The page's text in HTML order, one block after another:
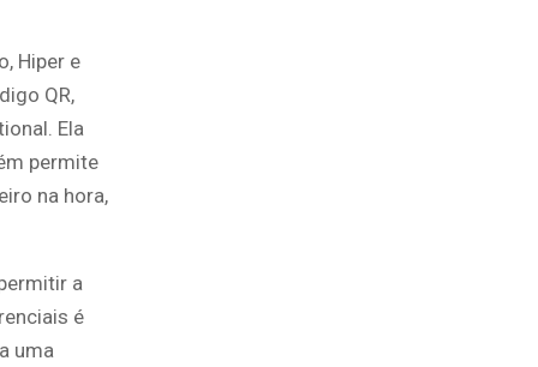
Hiper e
QR,
Ela
permite
na hora,
a
é
uma